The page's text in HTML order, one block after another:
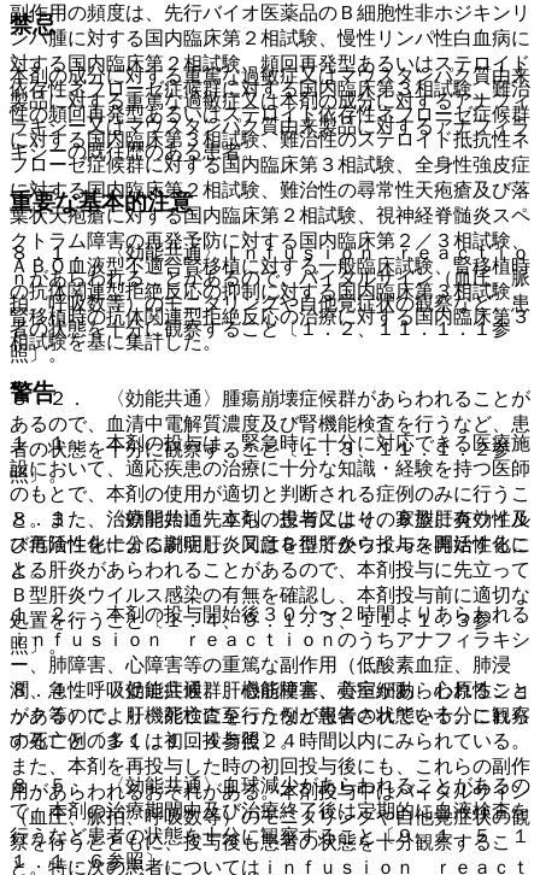
禁忌
本剤の成分に対する重篤な過敏症又はマウスタンパク質由来
製品に対する重篤な過敏症又は本剤の成分に対するアナフィ
ラキシー又はマウスタンパク質由来製品に対するアナフィラ
キシーの既往歴のある患者。
重要な基本的注意
８．１． 〈効能共通〉Ｉｎｆｕｓｉｏｎ ｒｅａｃｔｉｏ
ｎがあらわれることがあるので、バイタルサイン（血圧、脈
拍、呼吸数等）のモニタリングや自他覚症状の観察など、患
者の状態を十分に観察すること〔１．２、１１．１．１参
照〕。
８．２． 〈効能共通〉腫瘍崩壊症候群があらわれることが
あるので、血清中電解質濃度及び腎機能検査を行うなど、患
者の状態を十分に観察すること〔１．３、１１．１．２参
照〕。
８．３． 〈効能共通〉本剤の投与により、Ｂ型肝炎ウイル
ス再活性化による劇症肝炎又はＢ型肝炎ウイルス再活性化に
よる肝炎があらわれることがあるので、本剤投与に先立って
Ｂ型肝炎ウイルス感染の有無を確認し、本剤投与前に適切な
処置を行うこと〔１．４、９．１．３、１１．１．３参
照〕。
８．４． 〈効能共通〉肝機能障害、黄疸があらわれること
があるので、肝機能検査を行うなど患者の状態を十分に観察
すること〔１１．１．４参照〕。
８．５． 〈効能共通〉血球減少があらわれることがあるの
で、本剤の治療期間中及び治療終了後は定期的に血液検査を
行うなど患者の状態を十分に観察すること〔９．１．５、１
１．１．６参照〕。
副作用の頻度は、先行バイオ医薬品のＢ細胞性非ホジキンリ
ンパ腫に対する国内臨床第２相試験、慢性リンパ性白血病に
対する国内臨床第２相試験、頻回再発型あるいはステロイド
依存性ネフローゼ症候群に対する国内臨床第３相試験、難治
性の頻回再発型あるいはステロイド依存性ネフローゼ症候群
に対する国内臨床第３相試験、難治性のステロイド抵抗性ネ
フローゼ症候群に対する国内臨床第３相試験、全身性強皮症
に対する国内臨床第２相試験、難治性の尋常性天疱瘡及び落
葉状天疱瘡に対する国内臨床第２相試験、視神経脊髄炎スペ
クトラム障害の再発予防に対する国内臨床第２／３相試験、
ＡＢＯ血液型不適合腎移植に対する一般臨床試験、腎移植時
の抗体関連型拒絶反応の抑制に対する国内臨床第３相試験、
腎移植時の抗体関連型拒絶反応の治療に対する国内臨床第３
相試験を基に集計した。
警告
１．１． 本剤の投与は、緊急時に十分に対応できる医療施
設において、適応疾患の治療に十分な知識・経験を持つ医師
のもとで、本剤の使用が適切と判断される症例のみに行うこ
と。また、治療開始に先立ち、患者又はその家族に有効性及
び危険性を十分に説明し、同意を得てから投与を開始するこ
と。
１．２． 本剤の投与開始後３０分〜２時間よりあらわれる
ｉｎｆｕｓｉｏｎ ｒｅａｃｔｉｏｎのうちアナフィラキシ
ー、肺障害、心障害等の重篤な副作用（低酸素血症、肺浸
潤、急性呼吸促迫症候群、心筋梗塞、心室細動、心原性ショ
ック等）により、死亡に至った例が報告されている。これら
の死亡例の多くは初回投与後２４時間以内にみられている。
また、本剤を再投与した時の初回投与後にも、これらの副作
用があらわれるおそれがある。本剤投与中はバイタルサイン
（血圧、脈拍、呼吸数等）のモニタリングや自他覚症状の観
察を行うとともに、投与後も患者の状態を十分観察するこ
と。特に次の患者についてはｉｎｆｕｓｉｏｎ ｒｅａｃｔ